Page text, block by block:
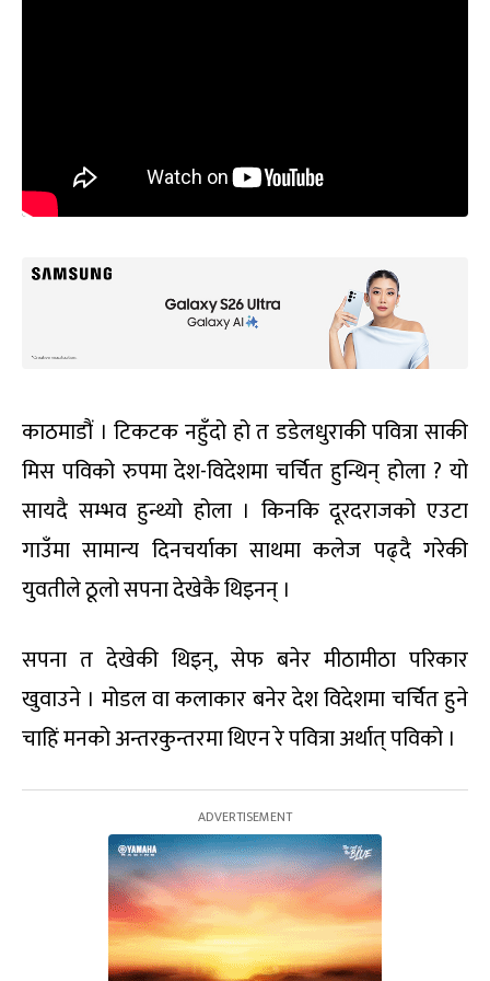
काठमाडौं । टिकटक नहुँदो हो त डडेलधुराकी पवित्रा साकी
मिस पविको रुपमा देश-विदेशमा चर्चित हुन्थिन् होला ? यो
सायदै सम्भव हुन्थ्यो होला । किनकि दूरदराजको एउटा
गाउँमा सामान्य दिनचर्याका साथमा कलेज पढ्दै गरेकी
युवतीले ठूलो सपना देखेकै थिइनन् ।
सपना त देखेकी थिइन्, सेफ बनेर मीठामीठा परिकार
खुवाउने । मोडल वा कलाकार बनेर देश विदेशमा चर्चित हुने
चाहिं मनको अन्तरकुन्तरमा थिएन रे पवित्रा अर्थात् पविको ।